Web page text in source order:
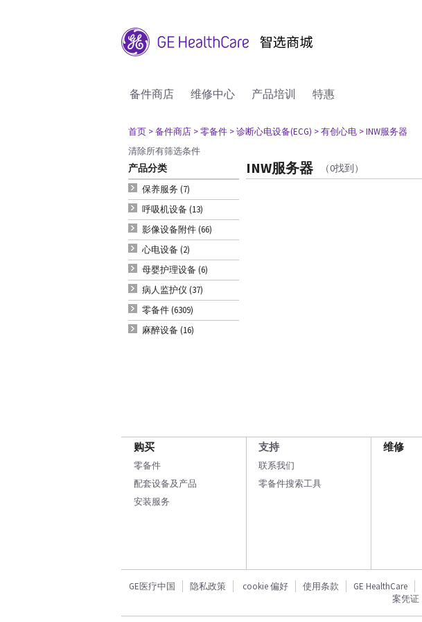
备件商店 维修中心 产品培训 特惠
首页 > 备件商店 > 零备件 > 诊断心电设备(ECG) > 有创心电 > INW服务器
清除所有筛选条件
产品分类
保养服务 (7)
呼吸机设备 (13)
影像设备附件 (66)
心电设备 (2)
母婴护理设备 (6)
病人监护仪 (37)
零备件 (6309)
麻醉设备 (16)
INW服务器 （0找到）
购买
零备件
配套设备及产品
安装服务
支持
联系我们
零备件搜索工具
维修
GE医疗中国 隐私政策 cookie 偏好 使用条款 GE HealthCare
案凭证